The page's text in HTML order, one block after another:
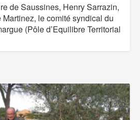
de Saussines, Henry Sarrazin,
le comité syndical du
(Pôle d’Equilibre Territorial